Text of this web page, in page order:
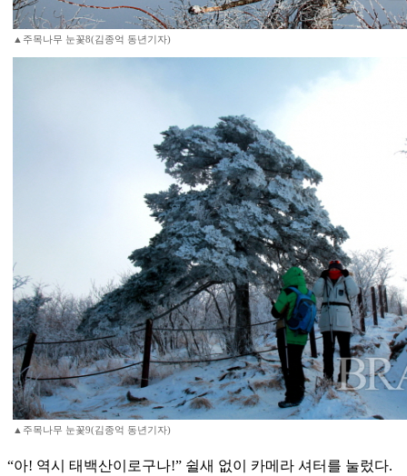
▲주목나무 눈꽃8(김종억 동년기자)
▲주목나무 눈꽃9(김종억 동년기자)
“아! 역시 태백산이로구나!” 쉴새 없이 카메라 셔터를 눌렀다.